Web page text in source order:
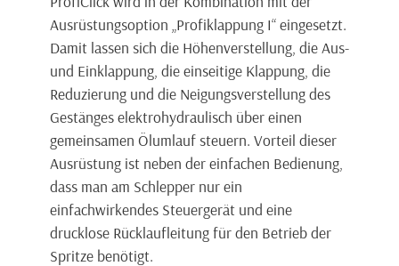
Ausrüstungsoption „Profiklappung I“ eingesetzt.
Damit lassen sich die Höhenverstellung, die Aus-
und Einklappung, die einseitige Klappung, die
Reduzierung und die Neigungsverstellung des
Gestänges elektrohydraulisch über einen
gemeinsamen Ölumlauf steuern. Vorteil dieser
Ausrüstung ist neben der einfachen Bedienung,
dass man am Schlepper nur ein
einfachwirkendes Steuergerät und eine
drucklose Rücklaufleitung für den Betrieb der
Spritze benötigt.